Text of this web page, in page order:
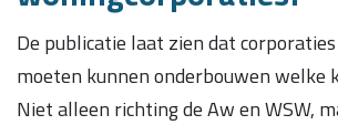
De publicatie laat zien dat
moeten kunnen onderbouwen welke
Niet alleen richting de Aw en WSW,